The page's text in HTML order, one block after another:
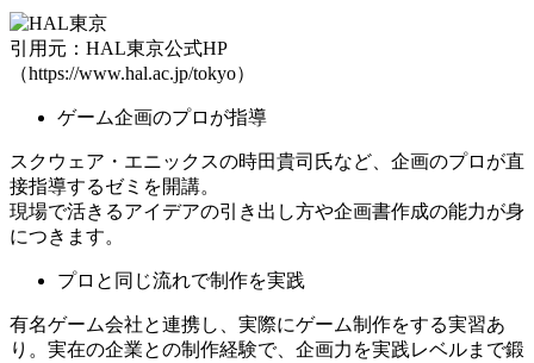
引用元：HAL東京公式HP
（https://www.hal.ac.jp/tokyo）
ゲーム企画のプロが指導
スクウェア・エニックスの時田貴司氏など、企画のプロが直
接指導するゼミを開講。
現場で活きるアイデアの引き出し方や企画書作成の能力が身
につきます。
プロと同じ流れで制作を実践
有名ゲーム会社と連携し、実際にゲーム制作をする実習あ
り。 実在の企業との制作経験で、企画力を実践レベルまで鍛